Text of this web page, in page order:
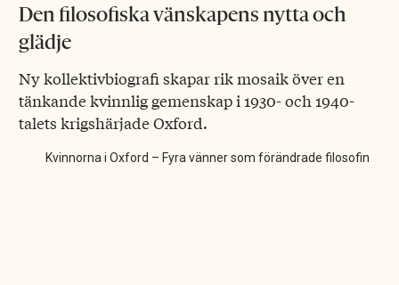
Den filosofiska vänskapens nytta och
glädje
Ny kollektivbiografi skapar rik mosaik över en
tänkande kvinnlig gemenskap i 1930- och 1940-
talets krigshärjade Oxford.
Kvinnorna i Oxford – Fyra vänner som förändrade filosofin